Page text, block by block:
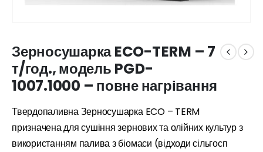
Зерносушарка ECO-TERM – 7
т/год., модель PGD-
1007.1000 – повне нагрівання
Твердопаливна Зерносушарка ECO – TERM
призначена для сушіння зернових та олійних культур з
використанням палива з біомаси (відходи сільгосп